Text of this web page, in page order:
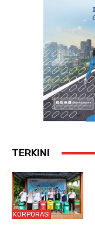
TERKINI
KORPORASI